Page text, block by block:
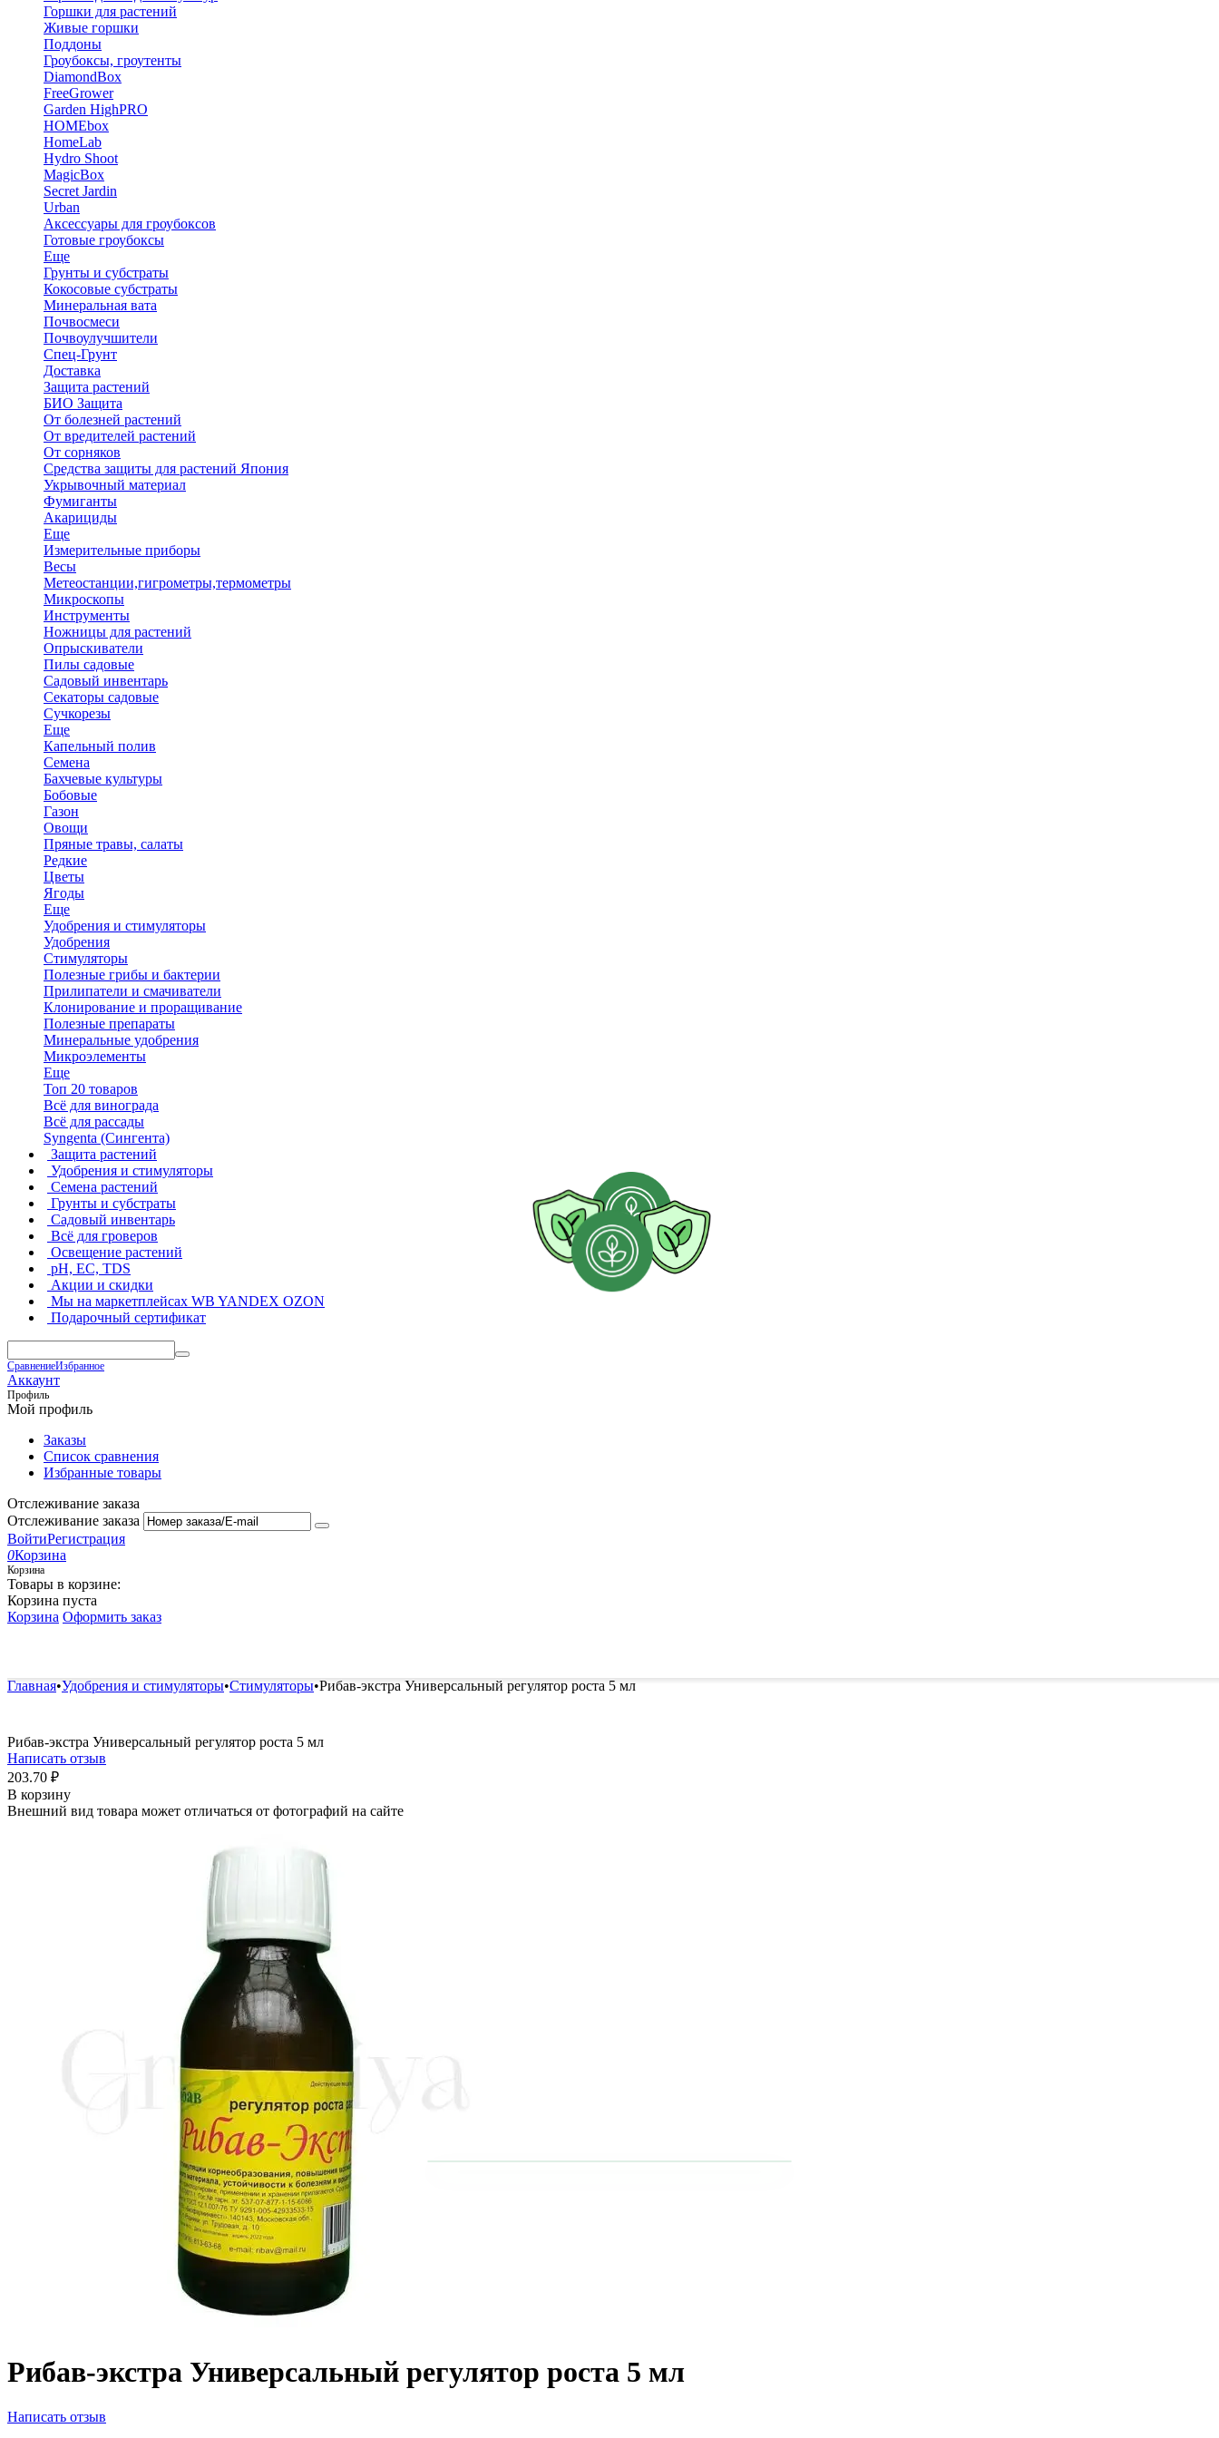
Горшки для растений
Живые горшки
Поддоны
Гроубоксы, гроутенты
DiamondBox
FreeGrower
Garden HighPRO
HOMEbox
HomeLab
Hydro Shoot
MagicBox
Secret Jardin
Urban
Аксессуары для гроубоксов
Готовые гроубоксы
Еще
Грунты и субстраты
Кокосовые субстраты
Минеральная вата
Почвосмеси
Почвоулучшители
Спец-Грунт
Доставка
Защита растений
БИО Защита
От болезней растений
От вредителей растений
От сорняков
Средства защиты для растений Япония
Укрывочный материал
Фумиганты
Акарициды
Еще
Измерительные приборы
Весы
Метеостанции,гигрометры,термометры
Микроскопы
Инструменты
Ножницы для растений
Опрыскиватели
Пилы садовые
Садовый инвентарь
Секаторы садовые
Сучкорезы
Еще
Капельный полив
Семена
Бахчевые культуры
Бобовые
Газон
Овощи
Пряные травы, салаты
Редкие
Цветы
Ягоды
Еще
Удобрения и стимуляторы
Удобрения
Стимуляторы
Полезные грибы и бактерии
Прилипатели и смачиватели
Клонирование и проращивание
Полезные препараты
Минеральные удобрения
Микроэлементы
Еще
Топ 20 товаров
Всё для винограда
Всё для рассады
Syngenta (Сингента)
Защита растений
Удобрения и стимуляторы
Семена растений
Грунты и субстраты
Садовый инвентарь
Всё для гроверов
Освещение растений
pH, EC, TDS
Акции и скидки
Мы на маркетплейсах WB YANDEX OZON
Подарочный сертификат
СравнениеИзбранное
Профиль
Аккаунт
Мой профиль
Заказы
Список сравнения
Избранные товары
Отслеживание заказа
Отслеживание заказа
ВойтиРегистрация
Корзина
0Корзина
Товары в корзине:
Корзина пуста
Корзина Оформить заказ
Главная•Удобрения и стимуляторы•Стимуляторы•Рибав-экстра Универсальный регулятор роста 5 мл
Рибав-экстра Универсальный регулятор роста 5 мл
Написать отзыв
203.70 ₽
В корзину
Внешний вид товара может отличаться от фотографий на сайте
Рибав-экстра Универсальный регулятор роста 5 мл
Написать отзыв